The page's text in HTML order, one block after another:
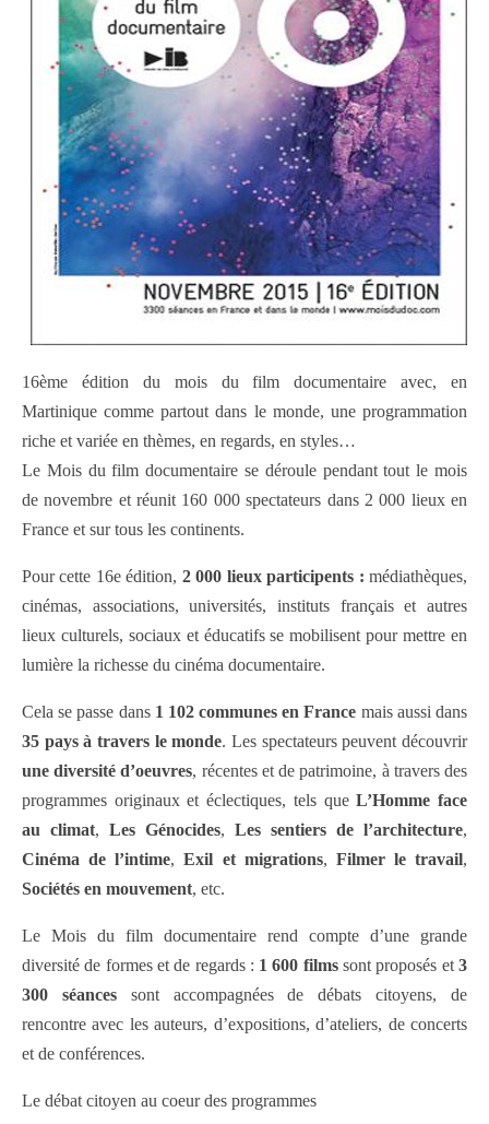
16ème édition du mois du film documentaire avec, en
Martinique comme partout dans le monde, une programmation
riche et variée en thèmes, en regards, en styles…
Le Mois du film documentaire se déroule pendant tout le mois
de novembre et réunit 160 000 spectateurs dans 2 000 lieux en
France et sur tous les continents.
Pour cette 16e édition, 2 000 lieux participents :médiathèques,
cinémas, associations, universités, instituts français et autres
lieux culturels, sociaux et éducatifs se mobilisent pour mettre en
lumière la richesse du cinéma documentaire.
Cela se passe dans 1 102 communes en France mais aussi dans
35 pays à travers le monde. Les spectateurs peuvent découvrir
une diversité d’oeuvres, récentes et de patrimoine, à travers des
programmes originaux et éclectiques, tels queL’Homme face
au climat, Les Génocides, Les sentiers de l’architecture,
Cinéma de l’intime,Exil et migrations, Filmer le travail,
Sociétés en mouvement, etc.
Le Mois du film documentaire rend compte d’une grande
diversité de formes et de regards : 1 600 filmssont proposés et3
300 séances sont accompagnées de débats citoyens, de
rencontre avec les auteurs, d’expositions, d’ateliers, de concerts
et de conférences.
Le débat citoyen au coeur des programmes